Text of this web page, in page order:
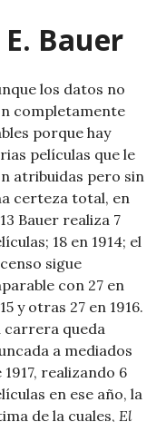
Bauer
los datos no
completamente
porque hay
películas que le
atribuidas pero sin
certeza total, en
Bauer realiza 7
18 en 1914; el
sigue
con 27 en
y otras 27 en 1916.
carrera queda
a mediados
1917, realizando 6
en ese año, la
de la cuales, El